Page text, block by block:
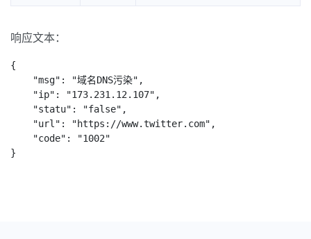
响应文本：
{
}